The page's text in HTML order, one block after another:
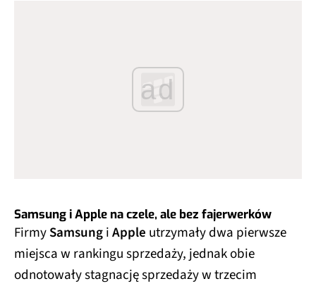
ad
Samsung i Apple na czele, ale bez fajerwerków
FirmySamsungiApple utrzymały dwa pierwsze
miejsca w rankingu sprzedaży, jednak obie
odnotowały stagnację sprzedaży w trzecim